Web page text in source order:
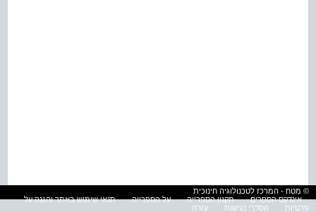
© מטח - המרכז לטכנולוגיה חינוכית
אינדקס הספרים
תקנון הספרייה על הספרייה
תנאי שימוש באתר והגנה על
פרטיות
הסדרי נגישות עזרה